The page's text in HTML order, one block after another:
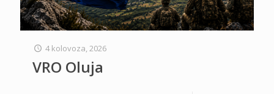
4 kolovoza, 2026
VRO Oluja